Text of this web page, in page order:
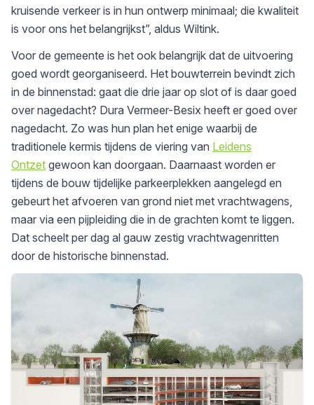
kruisende verkeer is in hun ontwerp minimaal; die kwaliteit
is voor ons het belangrijkst”, aldus Wiltink.
Voor de gemeente is het ook belangrijk dat de uitvoering
goed wordt georganiseerd. Het bouwterrein bevindt zich
in de binnenstad: gaat die drie jaar op slot of is daar goed
over nagedacht? Dura Vermeer-Besix heeft er goed over
nagedacht. Zo was hun plan het enige waarbij de
traditionele kermis tijdens de viering van Leidens
Ontzet gewoon kan doorgaan. Daarnaast worden er
tijdens de bouw tijdelijke parkeerplekken aangelegd en
gebeurt het afvoeren van grond niet met vrachtwagens,
maar via een pijpleiding die in de grachten komt te liggen.
Dat scheelt per dag al gauw zestig vrachtwagenritten
door de historische binnenstad.